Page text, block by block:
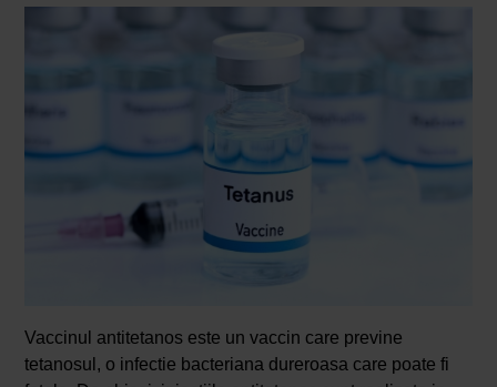
Vaccinul antitetanos este un vaccin care previne
tetanosul, o infectie bacteriana dureroasa care poate fi